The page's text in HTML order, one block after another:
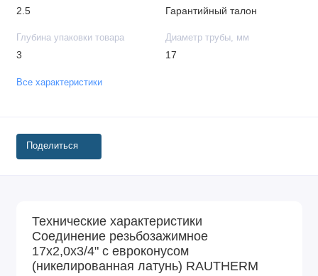
2.5 Гарантийный талон
Глубина упаковки товара
3
Диаметр трубы, мм
17
Все характеристики
Поделиться
Технические характеристики
Соединение резьбозажимное
17х2,0х3/4" с евроконусом
(никелированная латунь) RAUTHERM